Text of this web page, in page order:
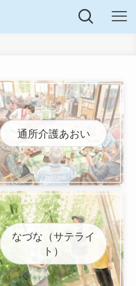
通所介護あおい
なづな（サテライ
ト）